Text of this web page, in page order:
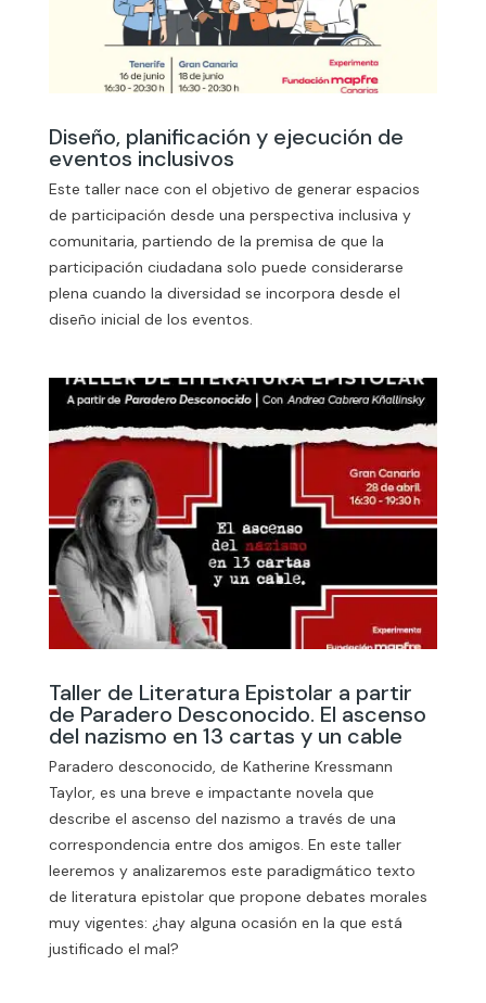
Diseño, planificación y ejecución de
eventos inclusivos
Este taller nace con el objetivo de generar espacios
de participación desde una perspectiva inclusiva y
comunitaria, partiendo de la premisa de que la
participación ciudadana solo puede considerarse
plena cuando la diversidad se incorpora desde el
diseño inicial de los eventos.
Taller de Literatura Epistolar a partir
de Paradero Desconocido. El ascenso
del nazismo en 13 cartas y un cable
Paradero desconocido, de Katherine Kressmann
Taylor, es una breve e impactante novela que
describe el ascenso del nazismo a través de una
correspondencia entre dos amigos. En este taller
leeremos y analizaremos este paradigmático texto
de literatura epistolar que propone debates morales
muy vigentes: ¿hay alguna ocasión en la que está
justificado el mal?